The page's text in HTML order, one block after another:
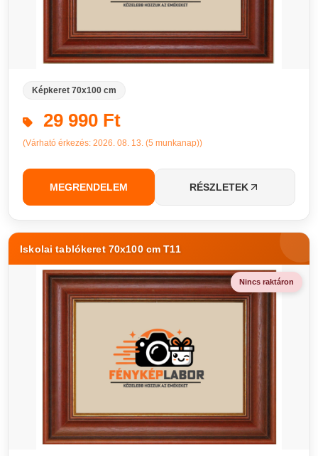
Képkeret 70x100 cm
29 990 Ft
(Várható érkezés: 2026. 08. 13. (5 munkanap))
MEGRENDELEM RÉSZLETEK
Iskolai tablókeret 70x100 cm T11
Nincs raktáron